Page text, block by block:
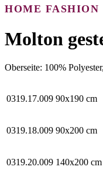
HOME FASHION
Molton
Oberseite: 100%
0319.17.009 90x190 cm
0319.18.009 90x200 cm
0319.20.009 140x200 cm